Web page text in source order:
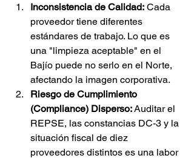
Inconsistencia de Calidad: Cada
proveedor tiene diferentes
estándares de trabajo. Lo que es
una "limpieza aceptable" en el
Bajío puede no serlo en el Norte,
afectando la imagen corporativa.
Riesgo de Cumplimiento
(Compliance) Disperso: Auditar el
REPSE, las constancias DC-3 y la
situación fiscal de diez
proveedores distintos es una labor